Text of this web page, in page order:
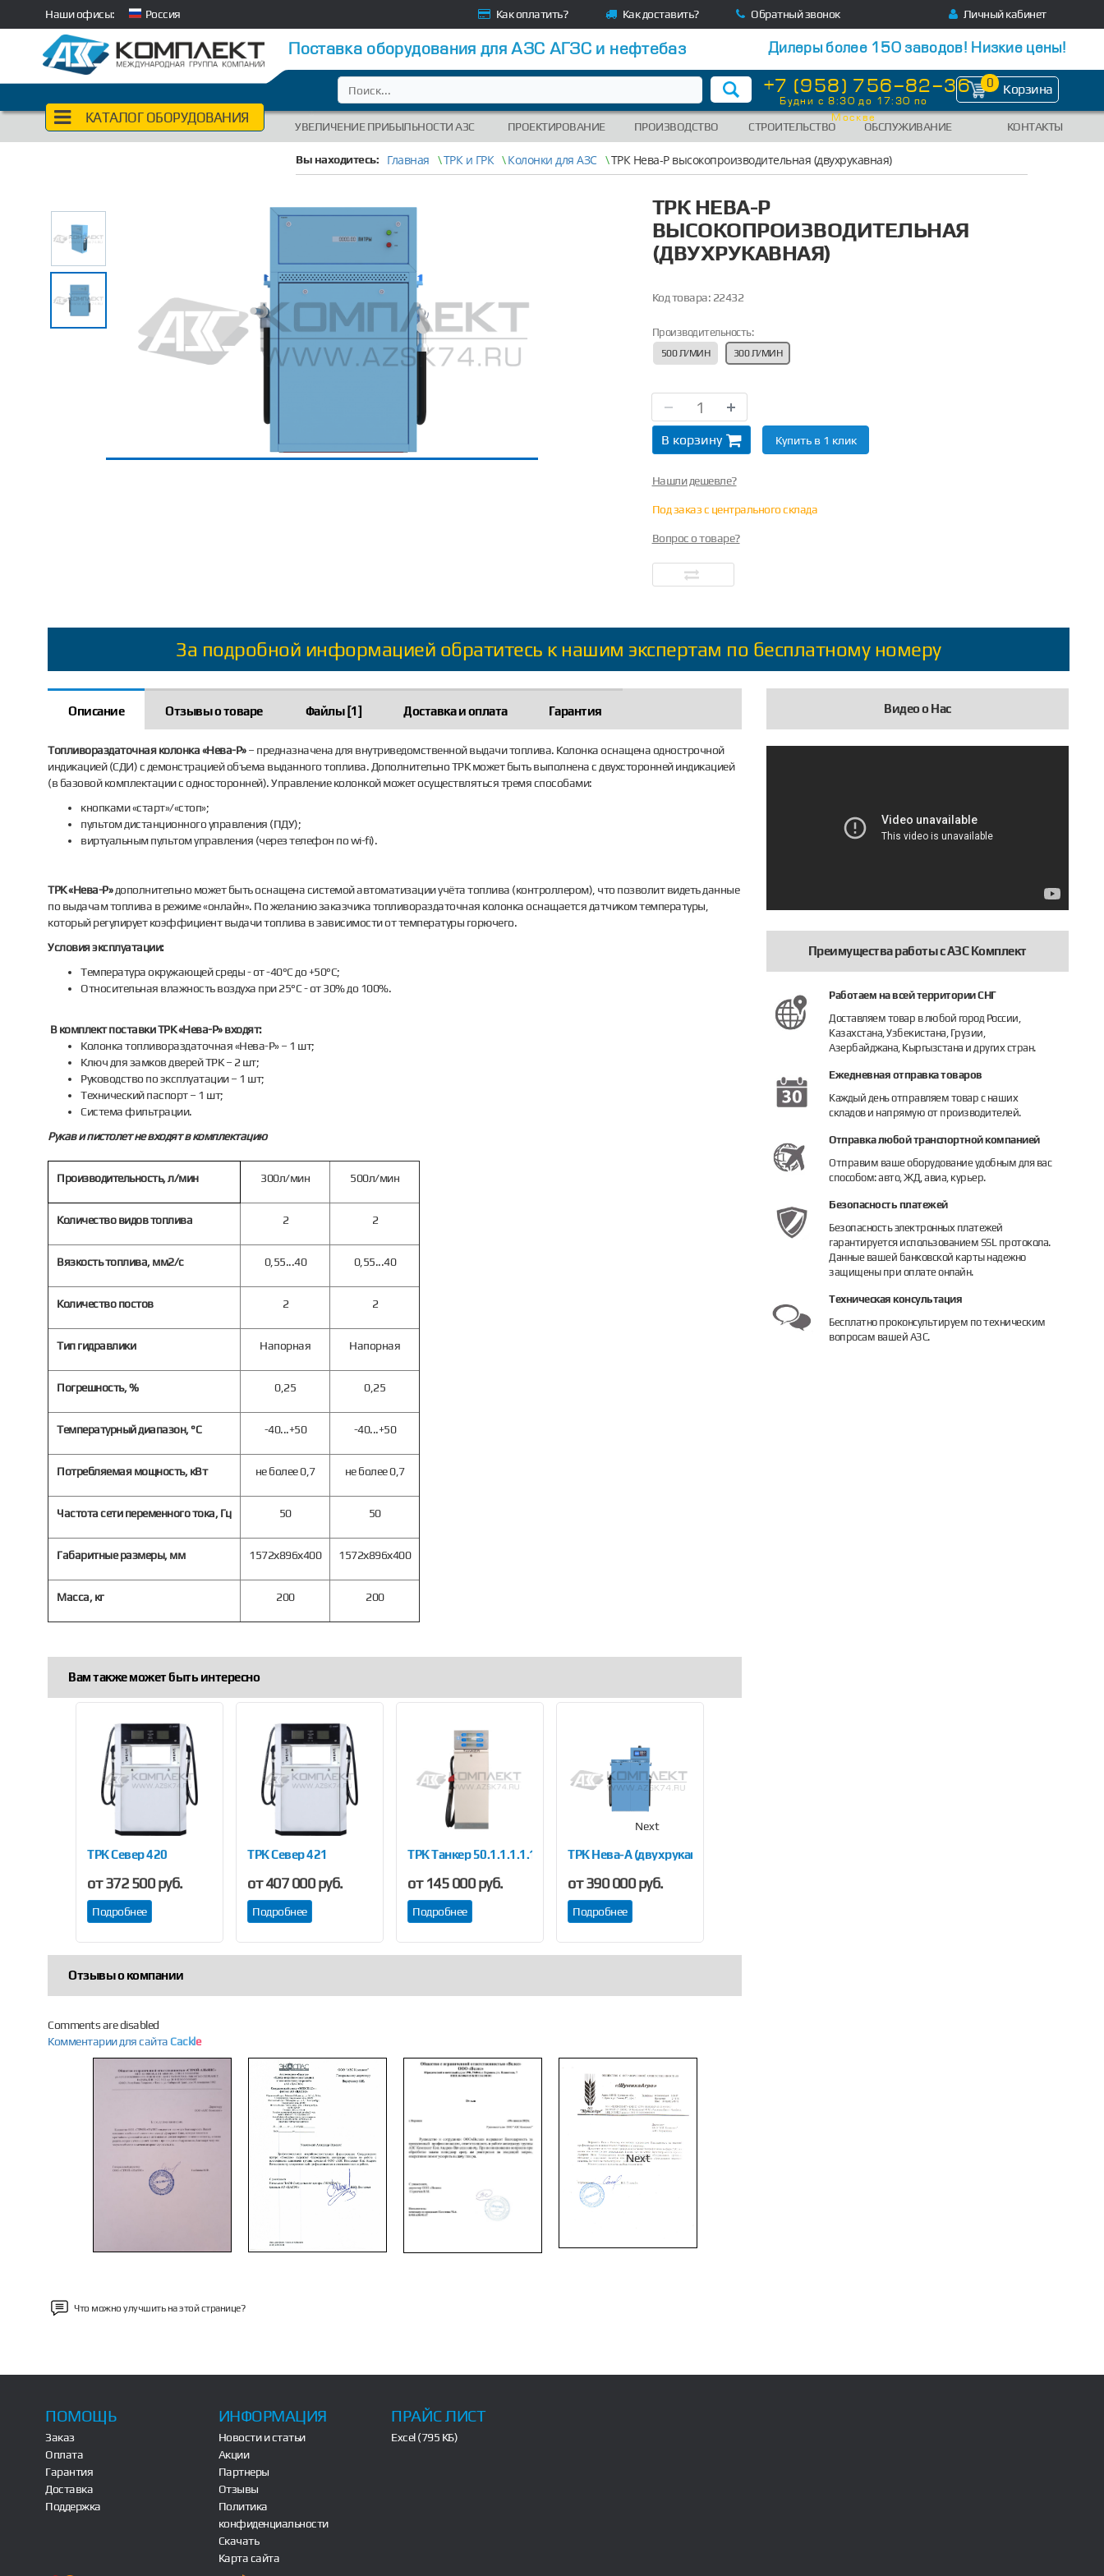
Наши офисы: Россия Как оплатить? Как доставить? Обратный звонок Личный кабинет
Поставка оборудования для АЗС АГЗС и нефтебаз Дилеры более 150 заводов! Низкие цены!
КАТАЛОГ ОБОРУДОВАНИЯ
+7 (958) 756-82-36
Будни с 8:30 до 17:30 по
Москве
0 Корзина
УВЕЛИЧЕНИЕ ПРИБЫЛЬНОСТИ АЗС ПРОЕКТИРОВАНИЕ ПРОИЗВОДСТВО СТРОИТЕЛЬСТВО ОБСЛУЖИВАНИЕ КОНТАКТЫ
Вы находитесь: Главная \ТРК и ГРК \Колонки для АЗС \ТРК Нева-Р высокопроизводительная (двухрукавная)
ТРК НЕВА-Р
ВЫСОКОПРОИЗВОДИТЕЛЬНАЯ
(ДВУХРУКАВНАЯ)
Код товара: 22432
Производительность:
500 Л/МИН 300 Л/МИН
В корзину Купить в 1 клик
Нашли дешевле?
Под заказ с центрального склада
Вопрос о товаре?
За подробной информацией обратитесь к нашим экспертам по бесплатному номеру
Описание Отзывы о товаре Файлы [1] Доставка и оплата Гарантия
Топливораздаточная колонка «Нева-Р»– предназначена для внутриведомственной выдачи топлива. Колонка оснащена однострочной
индикацией (СДИ) с демонстрацией объема выданного топлива. Дополнительно ТРК может быть выполнена с двухсторонней индикацией
(в базовой комплектации с односторонней). Управление колонкой может осуществляться тремя способами:
кнопками «старт»/«стоп»;
пультом дистанционного управления (ПДУ);
виртуальным пультом управления (через телефон по wi-fi).
ТРК «Нева-Р»дополнительно может быть оснащена системой автоматизации учёта топлива (контроллером), что позволит видеть данные
по выдачам топлива в режиме «онлайн». По желанию заказчика топливораздаточная колонка оснащается датчиком температуры,
который регулирует коэффициент выдачи топлива в зависимости от температуры горючего.
Условия эксплуатации:
Температура окружающей среды - от -40°С до +50°С;
Относительная влажность воздуха при 25°С - от 30% до 100%.
В комплект поставки ТРК «Нева-Р» входят:
Колонка топливораздаточная «Нева-Р» – 1 шт;
Ключ для замков дверей ТРК – 2 шт;
Руководство по эксплуатации – 1 шт;
Технический паспорт – 1 шт;
Система фильтрации.
Рукав и пистолет не входятв комплектацию
Производительность, л/мин 300л/мин 500л/мин
Количество видов топлива 2 2
Вязкость топлива, мм2/с 0,55...40 0,55...40
Количество постов 2 2
Тип гидравлики Напорная Напорная
Погрешность, % 0,25 0,25
Температурный диапазон, °С -40...+50 -40...+50
Потребляемая мощность, кВт не более 0,7 не более 0,7
Частота сети переменного тока, Гц 50 50
Габаритные размеры, мм 1572х896х400 1572х896х400
Масса, кг 200 200
Вам также может быть интересно
Previous
ТРК Север 420
от 372 500 руб.
Подробнее
ТРК Север 421
от 407 000 руб.
Подробнее
ТРК Танкер 50.1.1.1.1.1
от 145 000 руб.
Подробнее
ТРК Нева-А (двухрукавная)
от 390 000 руб.
Подробнее
Next
Отзывы о компании
Comments are disabled
Комментарии для сайта Cackle
Next
Видео о Нас
Преимущества работы с АЗС Комплект
Работаем на всей территории СНГ
Доставляем товар в любой город России,
Казахстана, Узбекистана, Грузии,
Азербайджана, Кыргызстана и других стран.
Ежедневная отправка товаров
Каждый день отправляем товар с наших
складов и напрямую от производителей.
Отправка любой транспортной компанией
Отправим ваше оборудование удобным для вас
способом: авто, ЖД, авиа, курьер.
Безопасность платежей
Безопасность электронных платежей
гарантируется использованием SSL протокола.
Данные вашей банковской карты надежно
защищены при оплате онлайн.
Техническая консультация
Бесплатно проконсультируем по техническим
вопросам вашей АЗС.
Что можно улучшить на этой странице?
ПОМОЩЬ
Заказ
Оплата
Гарантия
Доставка
Поддержка
ИНФОРМАЦИЯ
Новости и статьи
Акции
Партнеры
Отзывы
Политика
конфиденциальности
Скачать
Карта сайта
ПРАЙС ЛИСТ
Excel (795 КБ)